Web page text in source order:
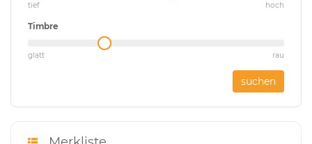
tief hoch
Timbre
glatt rau
suchen